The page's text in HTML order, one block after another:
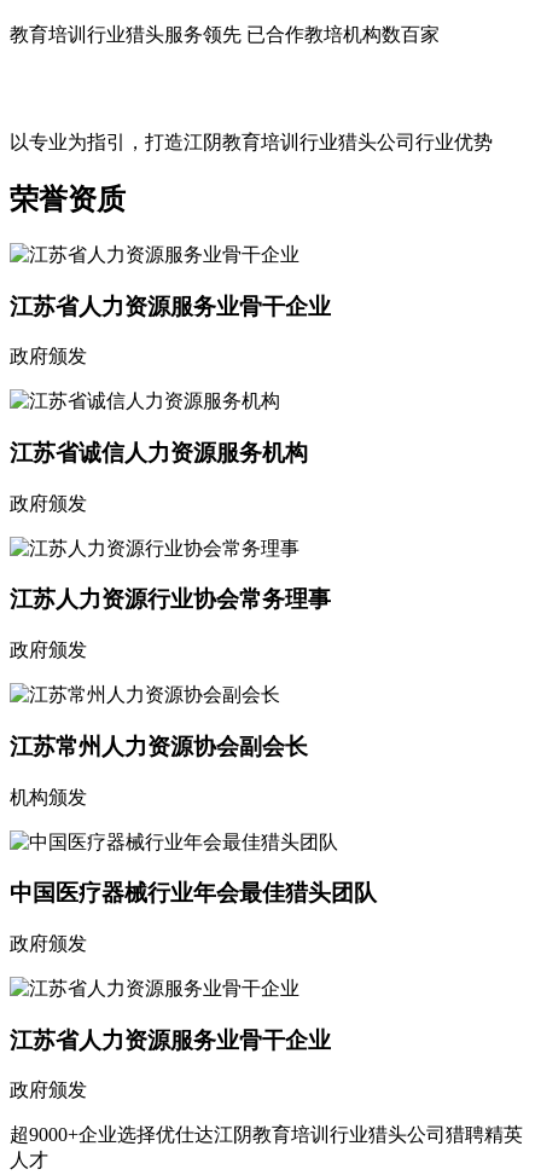
教育培训行业猎头服务领先 已合作教培机构数百家
以专业为指引，打造江阴教育培训行业猎头公司行业优势
荣誉资质
江苏省人力资源服务业骨干企业
政府颁发
江苏省诚信人力资源服务机构
政府颁发
江苏人力资源行业协会常务理事
政府颁发
江苏常州人力资源协会副会长
机构颁发
中国医疗器械行业年会最佳猎头团队
政府颁发
江苏省人力资源服务业骨干企业
政府颁发
超9000+企业选择优仕达江阴教育培训行业猎头公司猎聘精英
人才